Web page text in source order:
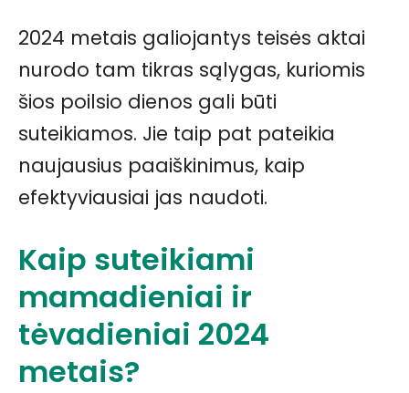
2024 metais galiojantys teisės aktai
nurodo tam tikras sąlygas, kuriomis
šios poilsio dienos gali būti
suteikiamos. Jie taip pat pateikia
naujausius paaiškinimus, kaip
efektyviausiai jas naudoti.
Kaip suteikiami
mamadieniai ir
tėvadieniai 2024
metais?